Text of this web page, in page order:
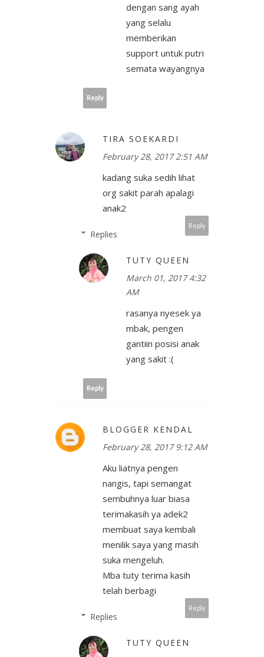
dengan sang ayah
yang selalu
memberikan
support untuk putri
semata wayangnya
Reply
TIRA SOEKARDI
February 28, 2017 2:51 AM
kadang suka sedih lihat
org sakit parah apalagi
anak2
Reply
Replies
TUTY QUEEN
March 01, 2017 4:32
AM
rasanya nyesek ya
mbak, pengen
gantiin posisi anak
yang sakit :(
Reply
BLOGGER KENDAL
February 28, 2017 9:12 AM
Aku liatnya pengen
nangis, tapi semangat
sembuhnya luar biasa
terimakasih ya adek2
membuat saya kembali
menilik saya yang masih
suka mengeluh.
Mba tuty terima kasih
telah berbagi
Reply
Replies
TUTY QUEEN